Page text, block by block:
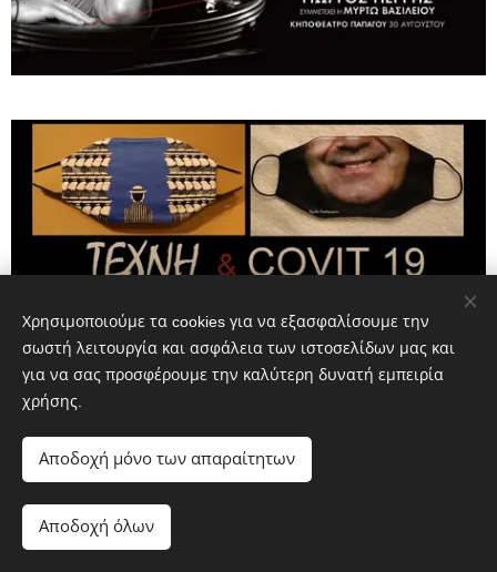
Χρησιμοποιούμε τα cookies για να εξασφαλίσουμε την
σωστή λειτουργία και ασφάλεια των ιστοσελίδων μας και
για να σας προσφέρουμε την καλύτερη δυνατή εμπειρία
χρήσης.
Αποδοχή μόνο των απαραίτητων
Αποδοχή όλων